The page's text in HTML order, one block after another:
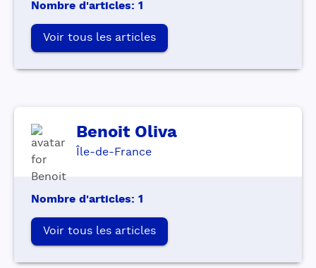
Nombre d'articles: 1
Voir tous les articles
Benoit Oliva
Île-de-France
Nombre d'articles: 1
Voir tous les articles